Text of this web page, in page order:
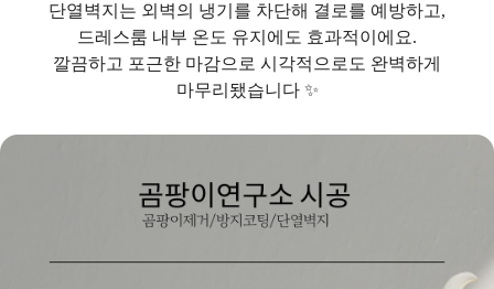
단열벽지는 외벽의 냉기를 차단해 결로를 예방하고,
드레스룸 내부 온도 유지에도 효과적이에요.
깔끔하고 포근한 마감으로 시각적으로도 완벽하게
마무리됐습니다 ✨